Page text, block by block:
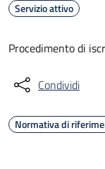
Servizio attivo
Procedimento di
Condividi
Normativa di